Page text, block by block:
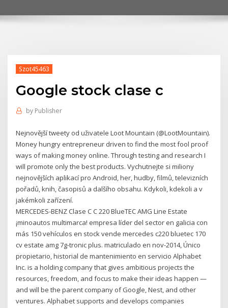
Szot45463
Google stock clase c
by Publisher
Nejnovější tweety od uživatele Loot Mountain (@LootMountain).
Money hungry entrepreneur driven to find the most fool proof
ways of making money online. Through testing and research I
will promote only the best products. Vychutnejte si miliony
nejnovějších aplikací pro Android, her, hudby, filmů, televizních
pořadů, knih, časopisů a dalšího obsahu. Kdykoli, kdekoli a v
jakémkoli zařízení.
MERCEDES-BENZ Clase C C 220 BlueTEC AMG Line Estate
¡minoautos multimarca! empresa líder del sector en galicia con
más 150 vehículos en stock vende mercedes c220 bluetec 170
cv estate amg 7g-tronic plus. matriculado en nov-2014, Único
propietario, historial de mantenimiento en servicio Alphabet
Inc. is a holding company that gives ambitious projects the
resources, freedom, and focus to make their ideas happen —
and will be the parent company of Google, Nest, and other
ventures. Alphabet supports and develops companies